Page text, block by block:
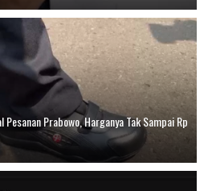
Pesanan Prabowo, Harganya Tak Sampai Rp